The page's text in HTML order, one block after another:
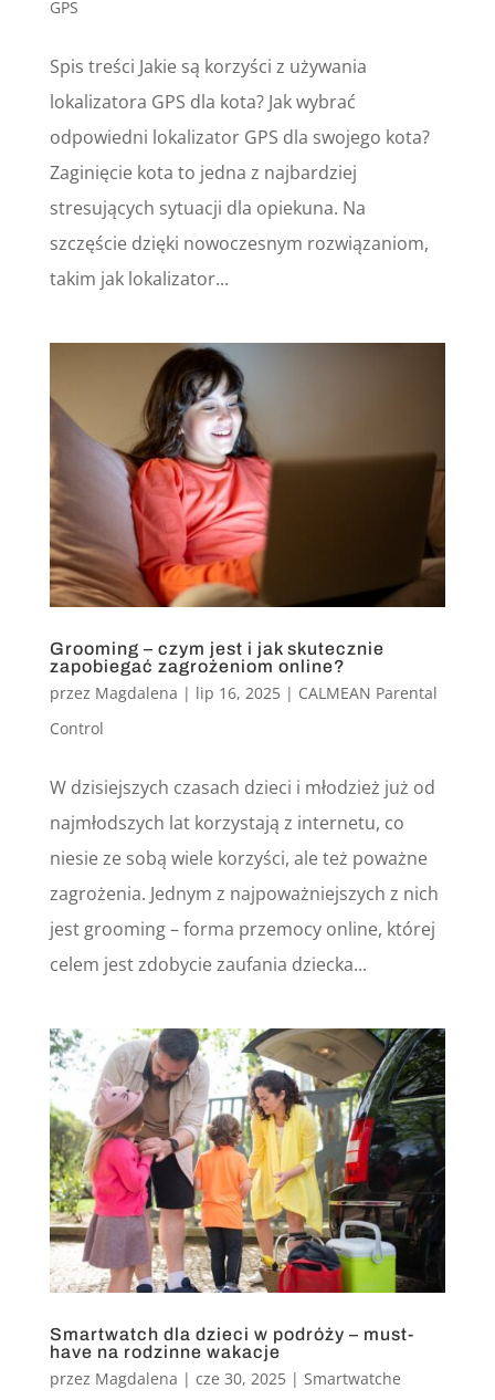
GPS
Spis treści Jakie są korzyści z używania
lokalizatora GPS dla kota? Jak wybrać
odpowiedni lokalizator GPS dla swojego kota?
Zaginięcie kota to jedna z najbardziej
stresujących sytuacji dla opiekuna. Na
szczęście dzięki nowoczesnym rozwiązaniom,
takim jak lokalizator...
Grooming – czym jest i jak skutecznie
zapobiegać zagrożeniom online?
przez Magdalena | lip 16, 2025| CALMEAN Parental
Control
W dzisiejszych czasach dzieci i młodzież już od
najmłodszych lat korzystają z internetu, co
niesie ze sobą wiele korzyści, ale też poważne
zagrożenia. Jednym z najpoważniejszych z nich
jest grooming – forma przemocy online, której
celem jest zdobycie zaufania dziecka...
Smartwatch dla dzieci w podróży – must-
have na rodzinne wakacje
przez Magdalena | cze 30, 2025| Smartwatche